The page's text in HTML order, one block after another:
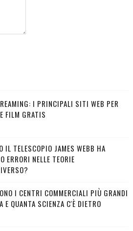
I PRINCIPALI SITI WEB PER
FILM GRATIS
IL TELESCOPIO JAMES WEBB HA
ERRORI NELLE TEORIE
I CENTRI COMMERCIALI PIÙ GRANDI
E QUANTA SCIENZA C'È DIETRO